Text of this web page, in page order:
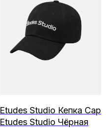
Etudes Studio Кепка Cap
Etudes Studio Чёрная